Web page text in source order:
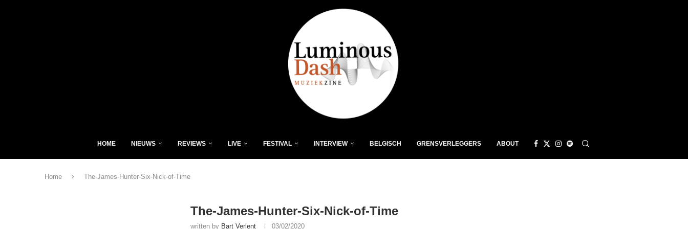
HOME NIEUWS REVIEWS LIVE FESTIVAL INTERVIEW BELGISCH GRENSVERLEGGERS ABOUT
Home The-James-Hunter-Six-Nick-of-Time
The-James-Hunter-Six-Nick-of-Time
written by Bart Verlent 03/02/2020